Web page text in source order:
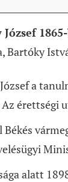
Bartóky
a
Az érettségi
alatt